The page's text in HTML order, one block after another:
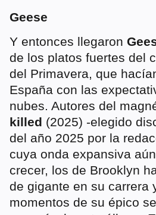
Geese
Y entonces llegaron
de los platos fuertes del
del Primavera, que
España con las
nubes. Autores del
killed (2025) -elegido
del año 2025 por la
cuya onda expansiva
crecer, los de Brooklyn
de gigante en su carrera
momentos de su épico